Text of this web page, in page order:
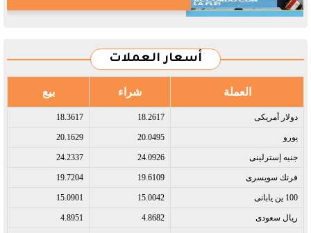
أسعار العملات
العملة شراء بيع
دولار أمريكى​ 18.2617
18.3617
يورو​ 20.0495
20.1629
جنيه إسترلينى​ 24.0926
24.2337
فرنك سويسرى​ 19.6109
19.7204
100 ين يابانى​ 15.0042
15.0901
ريال سعودى​ 4.8682
4.8951